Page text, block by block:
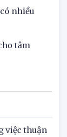
nhiều
tâm
việc thuận